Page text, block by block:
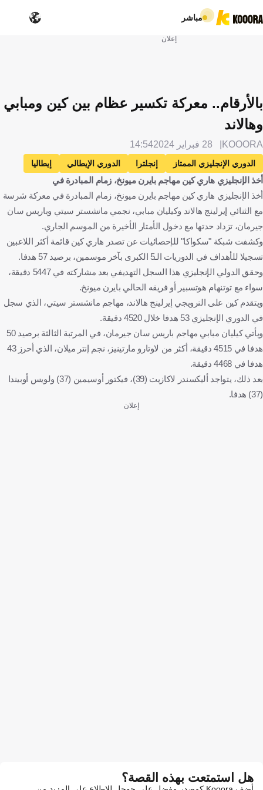
مباشر
إعلان
بالأرقام.. معركة تكسير عظام بين كين ومبابي
وهالاند
KOOORA 28 فبراير 2024 14:54
الدوري الإنجليزي الممتاز إنجلترا الدوري الإيطالي
إيطاليا
الدوري الألماني
ألمانيا الدوري الفرنسي
فرنسا
مانشستر سيتي
إنتر بايرن ميونخ
ليون
باريس سان جيرمان
فرايبورج
نابولي
أليكساندر لاكازيتي
هاري كين فيكتور أوسيمين
نيجيريا
كيليان مبابي
إرلينج هالاند النرويج لاوتارو مارتينيز
الأرجنتين
لويس أوبيندا
بلجيكا كرة قدم
أخذ الإنجليزي هاري كين مهاجم بايرن ميونخ، زمام المبادرة في
أخذ الإنجليزي هاري كين مهاجم بايرن ميونخ، زمام المبادرة في معركة شرسة
مع الثنائي إيرلينج هالاند وكيليان مبابي، نجمي مانشستر سيتي وباريس سان
جيرمان، تزداد حدتها مع دخول الأمتار الأخيرة من الموسم الجاري.
وكشفت شبكة "سكواكا" للإحصائيات عن تصدر هاري كين قائمة أكثر اللاعبين
تسجيلا للأهداف في الدوريات الـ5 الكبرى بآخر موسمين، برصيد 57 هدفا.
وحقق الدولي الإنجليزي هذا السجل التهديفي بعد مشاركته في 5447 دقيقة،
سواء مع توتنهام هوتسبير أو فريقه الحالي بايرن ميونخ.
ويتقدم كين على النرويجي إيرلينج هالاند، مهاجم مانشستر سيتي، الذي سجل
في الدوري الإنجليزي 53 هدفا خلال 4520 دقيقة.
ويأتي كيليان مبابي مهاجم باريس سان جيرمان، في المرتبة الثالثة برصيد 50
هدفا في 4515 دقيقة، أكثر من لاوتارو مارتينيز، نجم إنتر ميلان، الذي أحرز 43
هدفا في 4468 دقيقة.
بعد ذلك، يتواجد أليكسندر لاكازيت (39)، فيكتور أوسيمين (37) ولويس أوبيندا
(37) هدفا.
إعلان
هل استمتعت بهذه القصة؟